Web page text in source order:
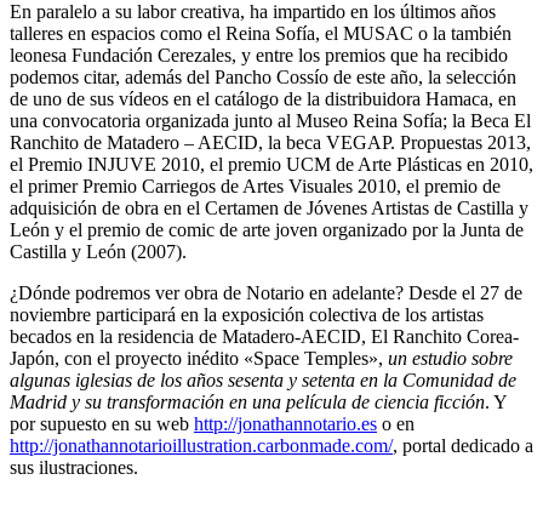
En paralelo a su labor creativa, ha impartido en los últimos años
talleres en espacios como el Reina Sofía, el MUSAC o la también
leonesa Fundación Cerezales, y entre los premios que ha recibido
podemos citar, además del Pancho Cossío de este año, la selección
de uno de sus vídeos en el catálogo de la distribuidora Hamaca, en
una convocatoria organizada junto al Museo Reina Sofía; la Beca El
Ranchito de Matadero – AECID, la beca VEGAP. Propuestas 2013,
el Premio INJUVE 2010, el premio UCM de Arte Plásticas en 2010,
el primer Premio Carriegos de Artes Visuales 2010, el premio de
adquisición de obra en el Certamen de Jóvenes Artistas de Castilla y
León y el premio de comic de arte joven organizado por la Junta de
Castilla y León (2007).
¿Dónde podremos ver obra de Notario en adelante? Desde el 27 de
noviembre participará en la exposición colectiva de los artistas
becados en la residencia de Matadero-AECID, El Ranchito Corea-
Japón, con el proyecto inédito «Space Temples», un estudio sobre
algunas iglesias de los años sesenta y setenta en la Comunidad de
Madrid y su transformación en una película de ciencia ficción. Y
por supuesto en su web http://jonathannotario.es o en
http://jonathannotarioillustration.carbonmade.com/, portal dedicado a
sus ilustraciones.